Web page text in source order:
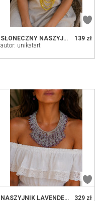
139 zł
SŁONECZNY NASZYJNIK Z ŻÓŁTYCH KORALIKÓW I PEREŁ - LETNI KLIMAT BOHO
autor: unikatart
329 zł
NASZYJNIK LAVENDER FROST - HAND-WOVEN BEAD COLLAR